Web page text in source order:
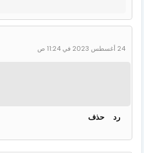
24 أغسطس 2023 في 11:24 ص
رد حذف